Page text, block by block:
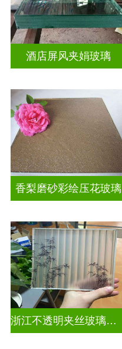
酒店屏风夹娟玻璃
香梨磨砂彩绘压花玻璃
浙江不透明夹丝玻璃定做